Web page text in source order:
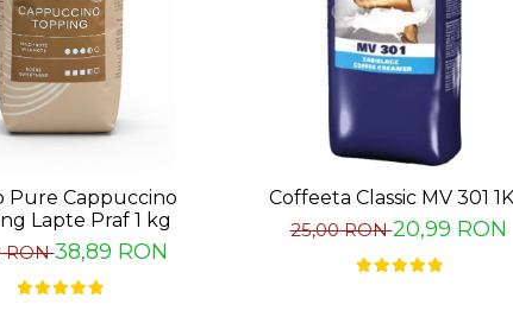
Pure Cappuccino
Lapte Praf 1 kg
RON38,89 RON
Coffeeta Classic MV 301
25,00 RON20,99 RON